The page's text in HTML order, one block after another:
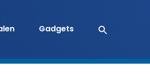
Gadgets